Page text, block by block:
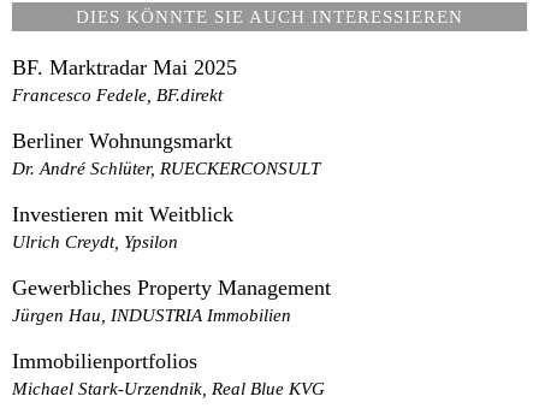
DIES KÖNNTE SIE AUCH INTERESSIEREN
BF. Marktradar Mai 2025
Francesco Fedele, BF.direkt
Berliner Wohnungsmarkt
Dr. André Schlüter, RUECKERCONSULT
Investieren mit Weitblick
Ulrich Creydt, Ypsilon
Gewerbliches Property Management
Jürgen Hau, INDUSTRIA Immobilien
Immobilienportfolios
Michael Stark-Urzendnik, Real Blue KVG